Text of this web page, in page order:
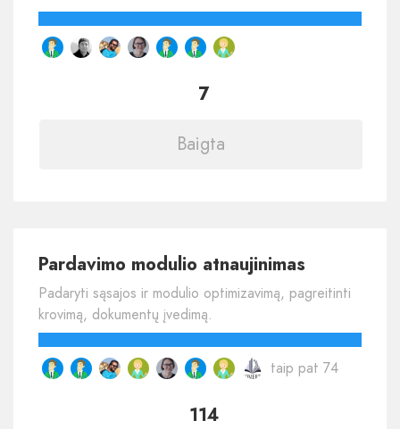
7
Baigta
114
Pardavimo modulio atnaujinimas
Padaryti sąsajos ir modulio optimizavimą, pagreitinti
krovimą, dokumentų įvedimą.
taip pat 74